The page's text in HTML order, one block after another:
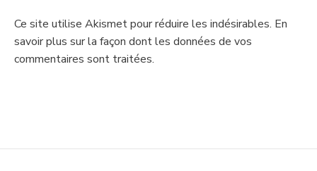
Ce site utilise Akismet pour réduire les indésirables. En
savoir plus sur la façon dont les données de vos
commentaires sont traitées.